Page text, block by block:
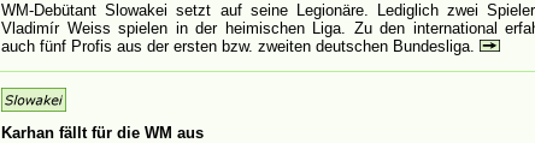
WM-Debütant Slowakei setzt auf seine Legionäre. Lediglich zwei
Vladimír Weiss spielen in der heimischen Liga. Zu den international
auch fünf Profis aus der ersten bzw. zweiten deutschen Bundesliga.
Karhan fällt für die WM aus